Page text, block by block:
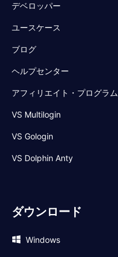
デベロッパー
ユースケース
ブログ
ヘルプセンター
アフィリエイト・プログラム
VS Multilogin
VS Gologin
VS Dolphin Anty
ダウンロード
Windows